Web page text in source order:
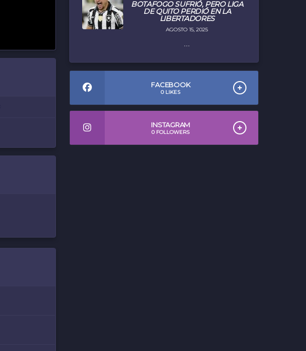
BOTAFOGO SUFRIÓ, PERO LIGA
DE QUITO PERDIÓ EN LA
LIBERTADORES
AGOSTO 15, 2025
FACEBOOK
0LIKES
INSTAGRAM
0FOLLOWERS